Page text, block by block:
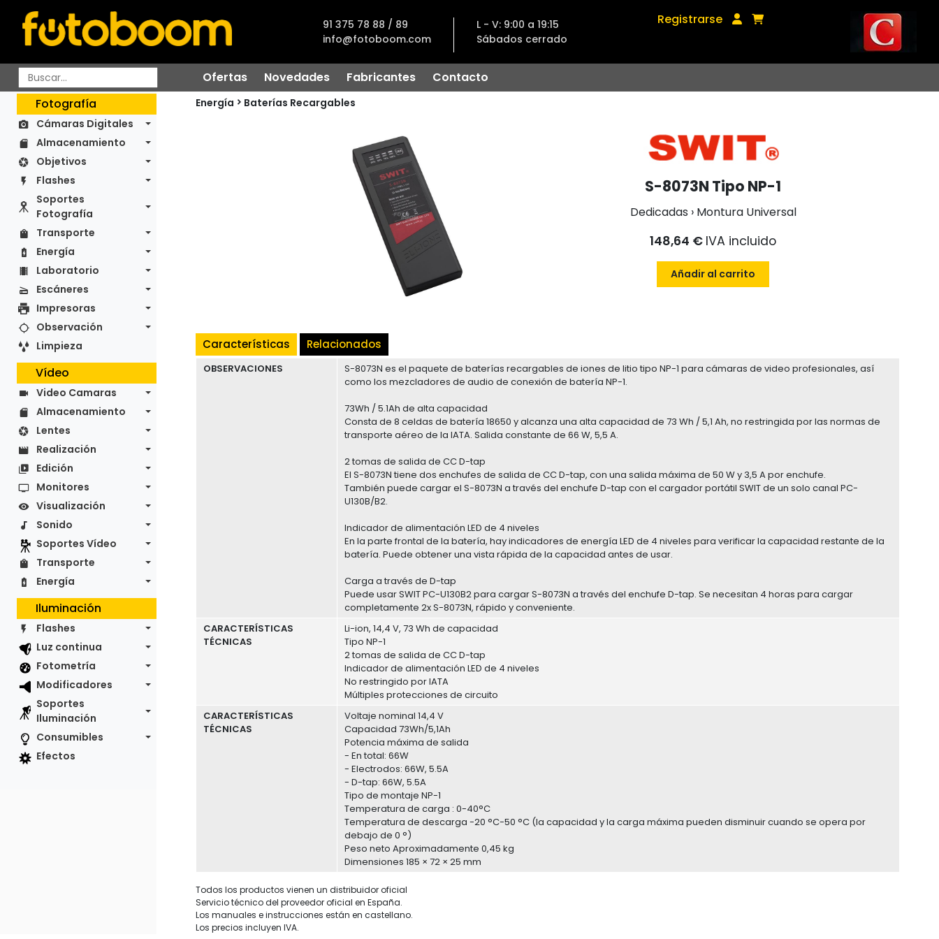
91 375 78 88 / 89
info@fotoboom.com
L - V: 9:00 a 19:15
Sábados cerrado
Registrarse
Ofertas Novedades Fabricantes
Contacto
Fotografía
Cámaras Digitales
Almacenamiento
Objetivos
Flashes
Soportes
Fotografía
Transporte
Energía
Laboratorio
Escáneres
Impresoras
Observación
Limpieza
Vídeo
Video Camaras
Almacenamiento
Lentes
Realización
Edición
Monitores
Visualización
Sonido
Soportes Vídeo
Transporte
Energía
Iluminación
Flashes
Luz continua
Fotometría
Modificadores
Soportes
Iluminación
Consumibles
Efectos
Energía Baterías Recargables
S-8073N Tipo NP-1
Dedicadas › Montura Universal
148,64 € IVA incluido
Añadir al carrito
Características Relacionados
OBSERVACIONES
S-8073N es el paquete de baterías recargables de iones de litio tipo NP-1 para cámaras de video profesionales, así
como los mezcladores de audio de conexión de batería NP-1.
73Wh / 5.1Ah de alta capacidad
Consta de 8 celdas de batería 18650 y alcanza una alta capacidad de 73 Wh / 5,1 Ah, no restringida por las normas de
transporte aéreo de la IATA. Salida constante de 66 W, 5,5 A.
2 tomas de salida de CC D-tap
El S-8073N tiene dos enchufes de salida de CC D-tap, con una salida máxima de 50 W y 3,5 A por enchufe.
También puede cargar el S-8073N a través del enchufe D-tap con el cargador portátil SWIT de un solo canal PC-
U130B/B2.
Indicador de alimentación LED de 4 niveles
En la parte frontal de la batería, hay indicadores de energía LED de 4 niveles para verificar la capacidad restante de la
batería. Puede obtener una vista rápida de la capacidad antes de usar.
Carga a través de D-tap
Puede usar SWIT PC-U130B2 para cargar S-8073N a través del enchufe D-tap. Se necesitan 4 horas para cargar
completamente 2x S-8073N, rápido y conveniente.
CARACTERÍSTICAS
TÉCNICAS
Li-ion, 14,4 V, 73 Wh de capacidad
Tipo NP-1
2 tomas de salida de CC D-tap
Indicador de alimentación LED de 4 niveles
No restringido por IATA
Múltiples protecciones de circuito
CARACTERÍSTICAS
TÉCNICAS
Voltaje nominal 14,4 V
Capacidad 73Wh/5,1Ah
Potencia máxima de salida
- En total: 66W
- Electrodos: 66W, 5.5A
- D-tap: 66W, 5.5A
Tipo de montaje NP-1
Temperatura de carga : 0-40°C
Temperatura de descarga -20 °C-50 °C (la capacidad y la carga máxima pueden disminuir cuando se opera por
debajo de 0 °)
Peso neto Aproximadamente 0,45 kg
Dimensiones 185 × 72 × 25 mm
Todos los productos vienen un distribuidor oficial
Servicio técnico del proveedor oficial en España.
Los manuales e instrucciones están en castellano.
Los precios incluyen IVA.